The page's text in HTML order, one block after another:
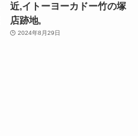
近,イトーヨーカドー竹の塚
店跡地,
2024年8月29日